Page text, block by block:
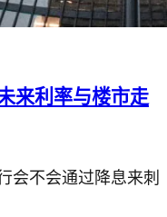
来利率与楼市走
会不会通过降息来刺